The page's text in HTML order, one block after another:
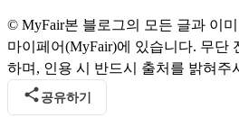
© MyFair본 블로그의 모든 글과 이
마이페어(MyFair)에 있습니다. 무단
하며, 인용 시 반드시 출처를 밝혀주
공유하기